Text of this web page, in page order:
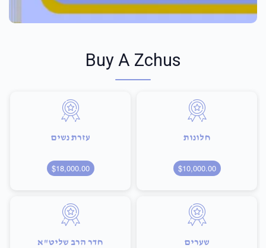
Buy A Zchus
חלונות
$10,000.00
עזרת נשים
$18,000.00
שערים חדר הרב שליט"א